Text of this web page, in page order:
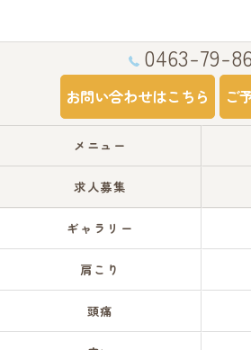
0463-79-
お問い合わせはこちら ご
メニュー
求人募集
ギャラリー
肩こり
頭痛